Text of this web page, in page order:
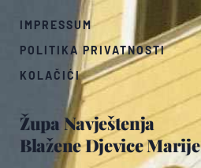
Župa Navještenja
Blažene Djevice Marije
IMPRESSUM
POLITIKA PRIVATNOSTI
KOLAČIĆI